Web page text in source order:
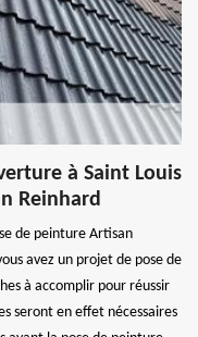
à Saint Louis
Reinhard
de peinture Artisan
avez un projet de pose de
à accomplir pour réussir
seront en effet nécessaires